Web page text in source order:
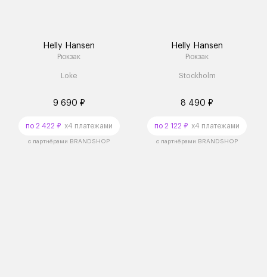
Helly Hansen
Рюкзак
Loke
9 690 ₽
по 2 422 ₽x4 платежами
с партнёрами BRANDSHOP
Helly Hansen
Рюкзак
Stockholm
8 490 ₽
по 2 122 ₽ x4 платежами
с партнёрами BRANDSHOP